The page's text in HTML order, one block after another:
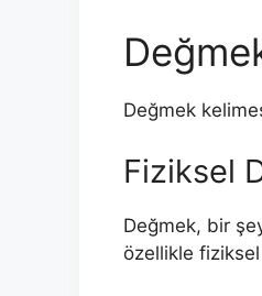
Değmek
Fiziksel
Değmek, bir
özellikle